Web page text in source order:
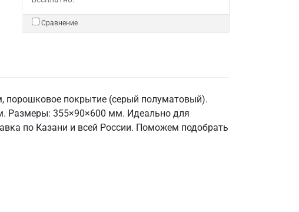
Сравнение
порошковое покрытие (серый полуматовый).
Размеры: 355×90×600 мм. Идеально для
по Казани и всей России. Поможем подобрать